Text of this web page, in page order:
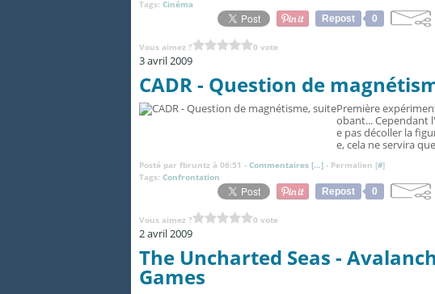
Tags: Cinéma
Repost
0
Vous aimez ? 0 vote
3 avril 2009
CADR - Question de
Première
obant... Cependant
e pas décoller la
e, cela ne servira
Posté par fbruntz à 06:51 - Commentaires […] - Permalien [#]
Tags: Confrontation
Repost
0
Vous aimez ? 0 vote
2 avril 2009
The Uncharted Seas -
Games